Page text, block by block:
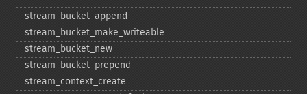
stream_​bucket_​append
stream_​bucket_​make_​writeable
stream_​bucket_​new
stream_​bucket_​prepend
stream_​context_​create